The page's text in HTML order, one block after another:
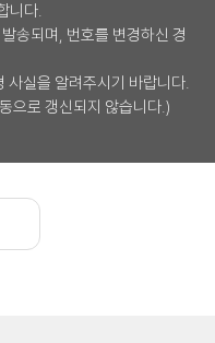
니다.
송되며, 번호를 변경하신 경
사실을 알려주시기 바랍니다.
으로 갱신되지 않습니다.)